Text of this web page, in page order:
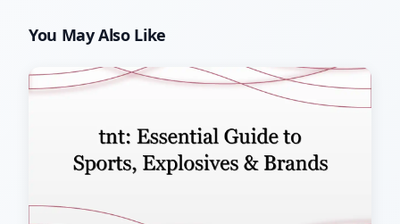
You May Also Like